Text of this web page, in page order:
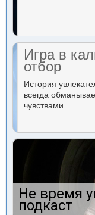
Игра в
отбор
История
всегда
чувствами
Не время
подкаст